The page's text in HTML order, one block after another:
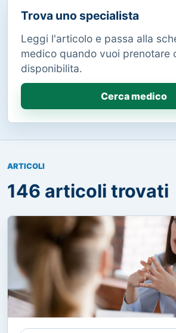
Trova uno specialista
Leggi l'articolo e passa alla
medico quando vuoi prenotare
disponibilita.
Cerca medico
ARTICOLI
146 articoli trovati